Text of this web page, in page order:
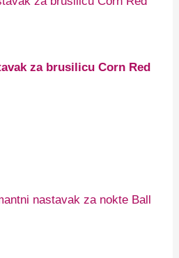
za brusilicu Corn Red